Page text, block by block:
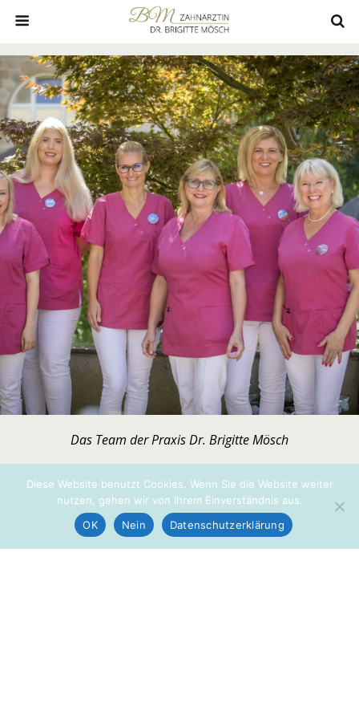
Das Team der Praxis Dr. Brigitte Mösch
« vorherige in Galerie nächste in Galerie »
Diese Website benutzt Cookies. Wenn Sie die Website weiter
nutzen, gehen wir von Ihrem Einverständnis aus.
OK
Nein Datenschutzerklärung
Zum Seitenanfang